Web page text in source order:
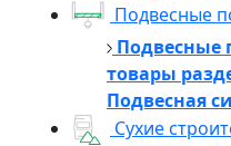
Подвесные
Подвесные
товары
Подвесная
Сухие